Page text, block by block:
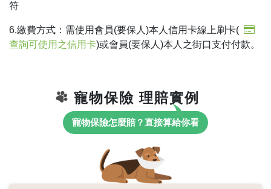
符
6.繳費方式：需使用會員(要保人)本人信用卡線上刷卡(
查詢可使用之信用卡)或會員(要保人)本人之街口支付付款。
寵物保險 理賠實例
寵物保險怎麼賠？直接算給你看